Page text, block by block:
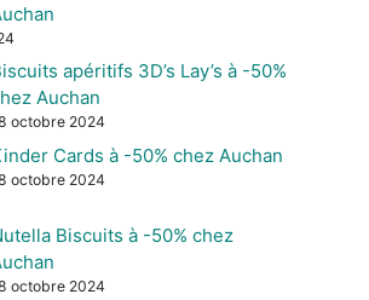
apéritifs 3D’s Lay’s à -50%
Auchan
octobre 2024
Cards à -50% chez Auchan
octobre 2024
Biscuits à -50% chez
octobre 2024